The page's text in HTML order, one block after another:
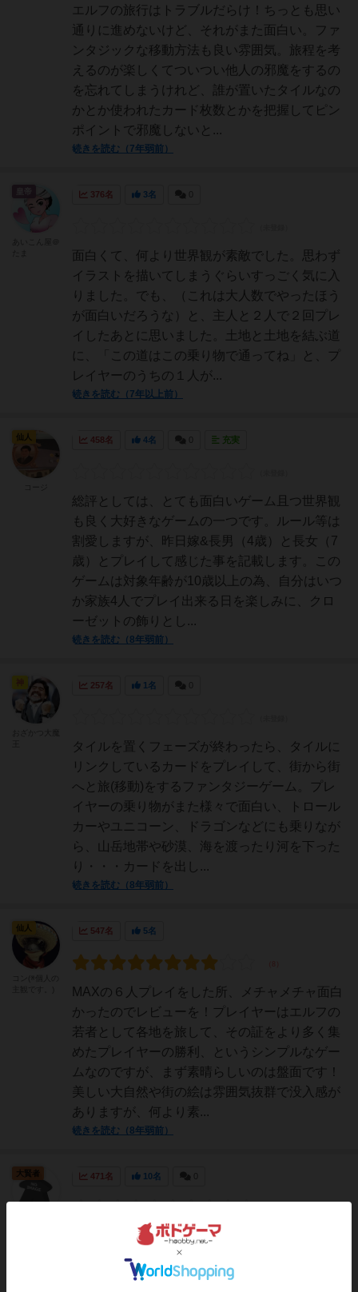
エルフの旅行はトラブルだらけ！ちっとも思い
通りに進めないけど、それがまた面白い。ファ
ンタジックな移動方法も良い雰囲気。旅程を考
えるのが楽しくてついつい他人の邪魔をするの
を忘れてしまうけれど、誰が置いたタイルなの
かとか使われたカード枚数とかを把握してピン
ポイントで邪魔しないと...
続きを読む（7年弱前）
376名 3名
面白くて、何より世界観が素敵でした。思わず
イラストを描いてしまうぐらいすっごく気に入
りました。でも、（これは大人数でやったほう
が面白いだろうな）と、主人と２人で２回プレ
イしたあとに思いました。土地と土地を結ぶ道
に、「この道はこの乗り物で通ってね」と、プ
レイヤーのうちの１人が...
続きを読む（7年以上前）
皇帝
458名 4名 充実
総評としては、とても面白いゲーム且つ世界観
も良く大好きなゲームの一つです。ルール等は
割愛しますが、昨日嫁&長男（4歳）と長女（7
歳）とプレイして感じた事を記載します。この
ゲームは対象年齢が10歳以上の為、自分はいつ
か家族4人でプレイ出来る日を楽しみに、クロ
ーゼットの飾りとし...
続きを読む（8年弱前）
仙人
257名 1名
タイルを置くフェーズが終わったら、タイルに
リンクしているカードをプレイして、街から街
へと旅(移動)をするファンタジーゲーム。プレ
イヤーの乗り物がまた様々で面白い、トロール
カーやユニコーン、ドラゴンなどにも乗りなが
ら、山岳地帯や砂漠、海を渡ったり河を下った
り・・・カードを出し...
続きを読む（8年弱前）
神
547名 5名
MAXの６人プレイをした所、メチャメチャ面白
かったのでレビューを！プレイヤーはエルフの
若者として各地を旅して、その証をより多く集
めたプレイヤーの勝利、というシンプルなゲー
ムなのですが、まず素晴らしいのは盤面です！
美しい大自然や街の絵は雰囲気抜群で没入感が
ありますが、何より素...
続きを読む（8年弱前）
仙人
471名 10名
客観的に見て、プレイ体験がものすごく面白い
というゲームではない。ただ、雰囲気がいい。
雰囲気がいいのだ。エルフェンランドはエルフ
大賢者